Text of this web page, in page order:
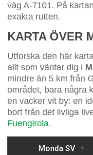
väg A-7101. På
exakta rutten.
KARTA ÖVER
Utforska den här
allt som väntar dig i
mindre än 5 km från
området, bara några
en vacker vit by: en
bort från det livliga
Fuengirola.